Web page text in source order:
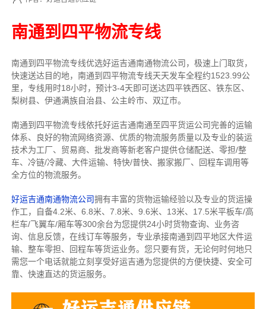
南通到四平物流专线
南通到四平物流专线优选好运吉通南通物流公司，极速上门取货，
快速送达目的地，南通到四平物流专线天天发车全程约1523.99公
里，专线用时18小时，预计3-4天即可送达四平铁西区、铁东区、
梨树县、伊通满族自治县、公主岭市、双辽市。
南通到四平物流专线依托好运吉通南通至四平货运公司完善的运输
体系、良好的物流网络资源、优质的物流服务质量以及专业的装运
技术为工厂、贸易商、批发商等新老客户提供仓储配送、零担/整
车、冷链/冷藏、大件运输、特快/普快、搬家搬厂、回程车调用等
全方位的物流服务。
好运吉通南通物流公司拥有丰富的货物运输经验以及专业的货运操
作工，自备4.2米、6.8米、7.8米、9.6米、13米、17.5米平板车/高
栏车/飞翼车/厢车等300余台为您提供24小时货物查询、业务咨
询、信息反馈，在线订车等服务， 专业承接南通到四平地区大件运
输、整车零担、回程车等货运业务。 您只要有货，无论何时何地只
需您一个电话就能立刻享受好运吉通为您提供的方便快捷、安全可
靠、快速直达的货运服务。